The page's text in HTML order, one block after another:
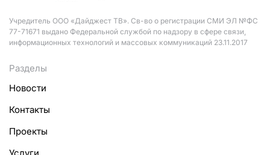
Учредитель ООО «Дайджест ТВ». Св-во о регистрации СМИ ЭЛ №ФС
77-71671 выдано Федеральной службой по надзору в сфере связи,
информационных технологий и массовых коммуникаций 23.11.2017
Разделы
Новости
Контакты
Проекты